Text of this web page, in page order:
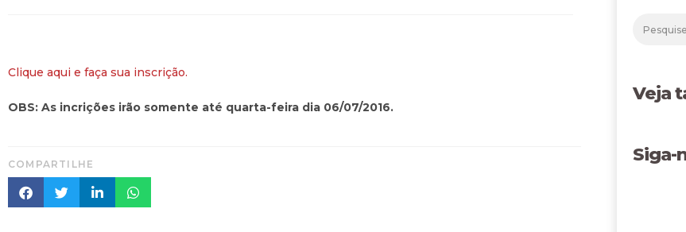
Clique aqui e faça sua inscrição.
OBS: As incrições irão somente até quarta-feira dia 06/07/2016.
COMPARTILHE
Veja
Siga-